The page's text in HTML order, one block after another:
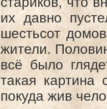
их давно
шестьсот
жители.
всё было
такая картина
покуда жив